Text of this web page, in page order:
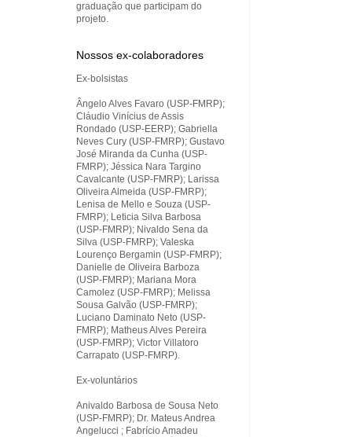
graduação que participam do
projeto.
Nossos ex-colaboradores
Ex-bolsistas
Ângelo Alves Favaro (USP-FMRP);
Cláudio Vinícius de Assis
Rondado (USP-EERP); Gabriella
Neves Cury (USP-FMRP); Gustavo
José Miranda da Cunha (USP-
FMRP); Jéssica Nara Targino
Cavalcante (USP-FMRP); Larissa
Oliveira Almeida (USP-FMRP);
Lenisa de Mello e Souza (USP-
FMRP); Leticia Silva Barbosa
(USP-FMRP); Nivaldo Sena da
Silva (USP-FMRP); Valeska
Lourenço Bergamin (USP-FMRP);
Danielle de Oliveira Barboza
(USP-FMRP); Mariana Mora
Camolez (USP-FMRP); Melissa
Sousa Galvão (USP-FMRP);
Luciano Daminato Neto (USP-
FMRP); Matheus Alves Pereira
(USP-FMRP); Victor Villatoro
Carrapato (USP-FMRP).
Ex-voluntários
Anivaldo Barbosa de Sousa Neto
(USP-FMRP); Dr. Mateus Andrea
Angelucci ; Fabrício Amadeu